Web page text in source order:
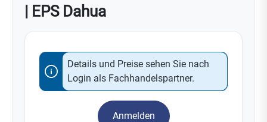
| EPS Dahua
Details und Preise sehen Sie nach
Login als Fachhandelspartner.
Anmelden